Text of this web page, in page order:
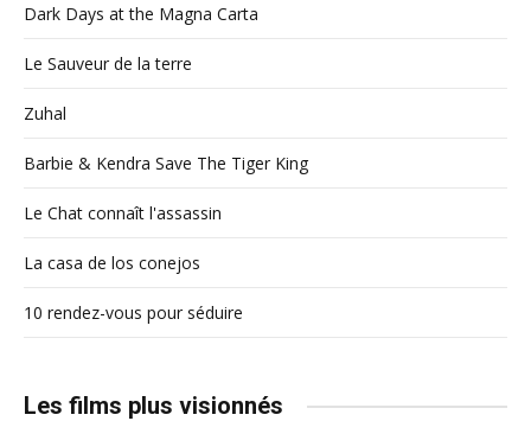
Dark Days at the Magna Carta
Le Sauveur de la terre
Zuhal
Barbie & Kendra Save The Tiger King
Le Chat connaît l'assassin
La casa de los conejos
10 rendez-vous pour séduire
Les films plus visionnés